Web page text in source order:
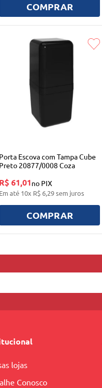
COMPRAR
Porta Escova com Tampa Cube
Preto 20877/0008 Coza
R$ 61,01no PIX
Em até 10x R$ 6,29sem juros
COMPRAR
lojas
Conosco